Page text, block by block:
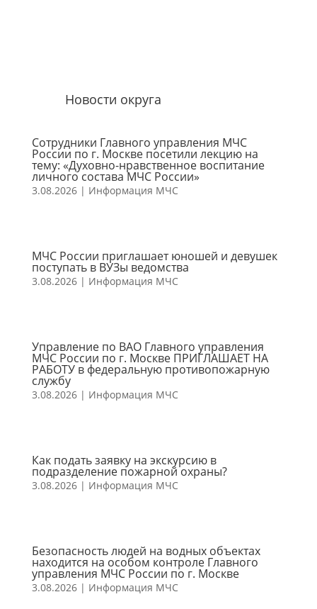
Новости округа
Сотрудники Главного управления МЧС
России по г. Москве посетили лекцию на
тему: «Духовно-нравственное воспитание
личного состава МЧС России»
3.08.2026| Информация МЧС
МЧС России приглашает юношей и девушек
поступать в ВУЗы ведомства
3.08.2026| Информация МЧС
Управление по ВАО Главного управления
МЧС России по г. Москве ПРИГЛАШАЕТ НА
РАБОТУ в федеральную противопожарную
службу
3.08.2026| Информация МЧС
Как подать заявку на экскурсию в
подразделение пожарной охраны?
3.08.2026| Информация МЧС
Безопасность людей на водных объектах
находится на особом контроле Главного
управления МЧС России по г. Москве
3.08.2026| Информация МЧС